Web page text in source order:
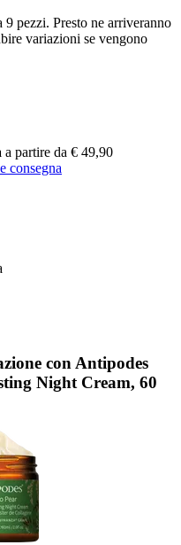
pezzi. Presto ne arriveranno
variazioni se vengono
a partire da € 49,90
consegna
con Antipodes
Night Cream, 60